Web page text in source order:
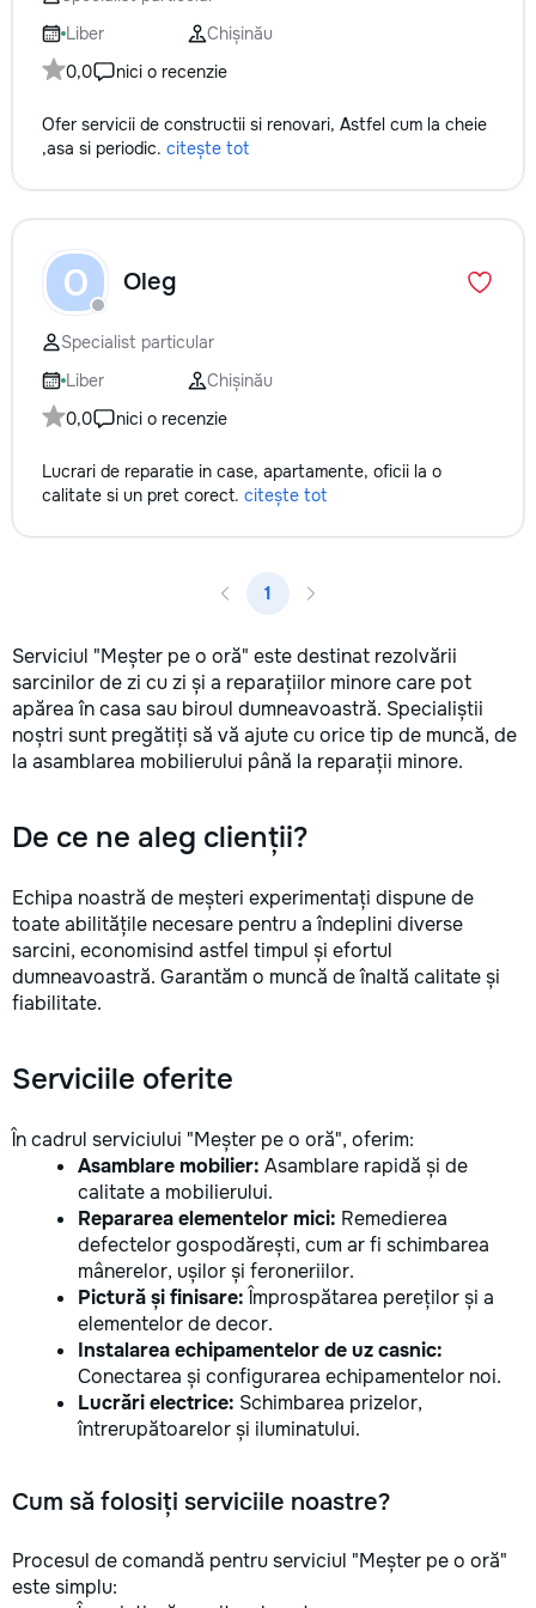
кромки, чистая работа с
резьбой. Кишинёв и пригород.
Выезд на замер, консультация
по цвету и покрытию.
Liber
Chișinău
0,0
nici o recenzie
Ofer servicii de constructii si renovari, Astfel cum la cheie
,asa si periodic. citește tot
O Oleg
Specialist particular
Liber
Chișinău
0,0
nici o recenzie
Lucrari de reparatie in case, apartamente, oficii la o
calitate si un pret corect. citește tot
1
Serviciul "Meșter pe o oră" este destinat rezolvării
sarcinilor de zi cu zi și a reparațiilor minore care pot
apărea în casa sau biroul dumneavoastră. Specialiștii
noștri sunt pregătiți să vă ajute cu orice tip de muncă, de
la asamblarea mobilierului până la reparații minore.
De ce ne aleg clienții?
Echipa noastră de meșteri experimentați dispune de
toate abilitățile necesare pentru a îndeplini diverse
sarcini, economisind astfel timpul și efortul
dumneavoastră. Garantăm o muncă de înaltă calitate și
fiabilitate.
Serviciile oferite
În cadrul serviciului "Meșter pe o oră", oferim:
Asamblare mobilier: Asamblare rapidă și de
calitate a mobilierului.
Repararea elementelor mici: Remedierea
defectelor gospodărești, cum ar fi schimbarea
mânerelor, ușilor și feroneriilor.
Pictură și finisare: Împrospătarea pereților și a
elementelor de decor.
Instalarea echipamentelor de uz casnic:
Conectarea și configurarea echipamentelor noi.
Lucrări electrice: Schimbarea prizelor,
întrerupătoarelor și iluminatului.
Cum să folosiți serviciile noastre?
Procesul de comandă pentru serviciul "Meșter pe o oră"
este simplu: